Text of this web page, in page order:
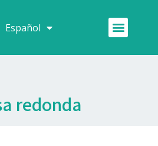
Español
Français Menú
redonda